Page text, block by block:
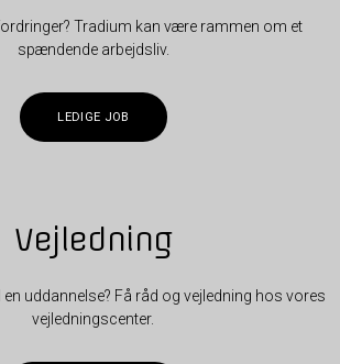
Tradium kan være rammen om et
spændende arbejdsliv.
LEDIGE JOB
Vejledning
uddannelse? Få råd og vejledning hos vores
vejledningscenter.